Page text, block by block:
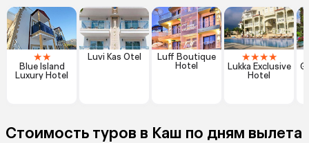
★★
Blue Island
Luxury Hotel
Luvi Kas Otel
Luff Boutique
Hotel
★★★★
Lukka Exclusive
Hotel
Стоимость туров в Каш по дням вылета